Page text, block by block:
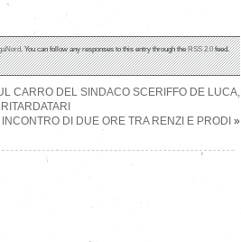
. You can follow any responses to this entry through theRSS 2.0feed.
CARRO DEL SINDACO SCERIFFO DE LUCA,
DI DUE ORE TRA RENZI E PRODI »